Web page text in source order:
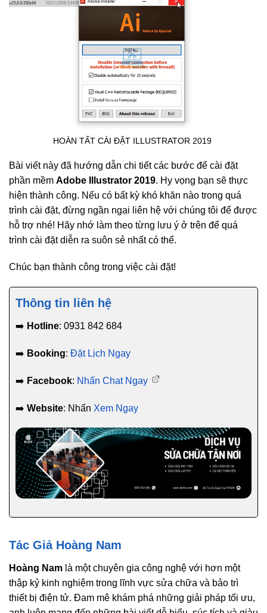
HOÀN TẤT CÀI ĐẶT ILLUSTRATOR 2019
Bài viết này đã hướng dẫn chi tiết các bước để cài đặt
phần mềm Adobe Illustrator 2019. Hy vọng bạn sẽ thực
hiện thành công. Nếu có bất kỳ khó khăn nào trong quá
trình cài đặt, đừng ngần ngại liên hệ với chúng tôi để được
hỗ trợ nhé! Hãy nhớ làm theo từng lưu ý ở trên để quá
trình cài đặt diễn ra suôn sẻ nhất có thể.
Chúc bạn thành công trong việc cài đặt!
Thông tin liên hệ
➡️ Hotline: 0931 842 684
➡️ Booking: Đặt Lịch Ngay
➡️ Facebook: Nhấn Chat Ngay
➡️ Website: Nhấn Xem Ngay
Tác Giả Hoàng Nam
Hoàng Nam là một chuyên gia công nghệ với hơn một
thập kỷ kinh nghiệm trong lĩnh vực sửa chữa và bảo trì
thiết bị điện tử. Đam mê khám phá những giải pháp tối ưu,